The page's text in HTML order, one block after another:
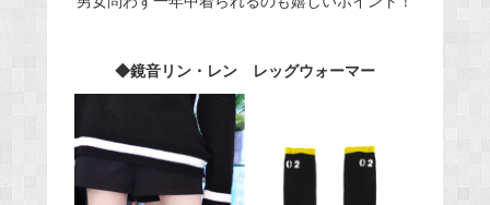
◆鏡音リン・レン レッグウォーマー